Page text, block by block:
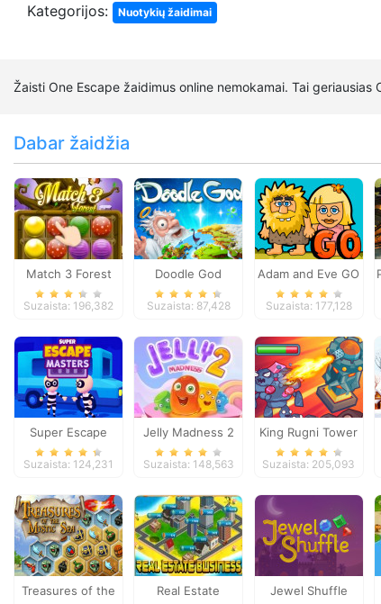
Kategorijos:
Nuotykių žaidimai
Žaisti One Escape žaidimus online nemokamai. Tai
Dabar žaidžia
Match 3 Forest
Suzaista: 196,382
Doodle God
Suzaista: 87,428
Adam and Eve GO
Suzaista: 177,128
Super Escape
Masters
Suzaista: 124,231
Jelly Madness 2
Suzaista: 148,563
King Rugni Tower
Defense
Suzaista: 205,093
Treasures of the
Real Estate
Jewel Shuffle